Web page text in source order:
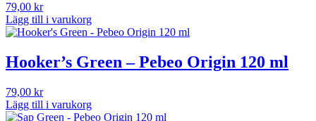
79,00 kr
Lägg till i varukorg
Hooker’s Green – Pebeo Origin 120 ml
79,00 kr
Lägg till i varukorg